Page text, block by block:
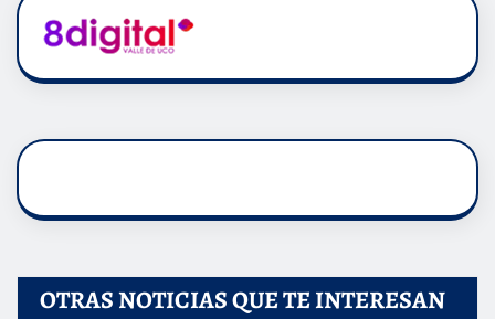
OTRAS NOTICIAS QUE TE INTERESAN